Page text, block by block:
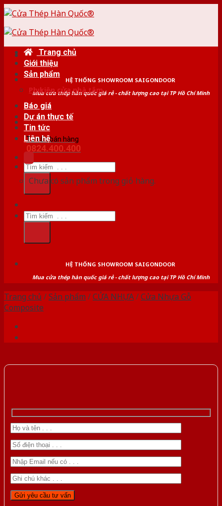
Skip
content
HỆ THỐNG SHOWROOM SAIGONDOOR
Mua cửa thép hàn quốc giá rẻ - chất lượng cao tại TP Hồ Chí Minh
Tư vấn bán hàng
0824.400.400
Tìm
kiếm:
Trang chủ
Giới thiệu
Sản phẩm
Phụ kiện cửa nhà tắm
Báo giá
Dự án thực tế
Tin tức
Liên hệ
Chưa có sản phẩm trong giỏ hàng.
Tìm
kiếm:
HỆ THỐNG SHOWROOM SAIGONDOOR
Mua cửa thép hàn quốc giá rẻ - chất lượng cao tại TP Hồ Chí Minh
Trang chủ /Sản phẩm /CỬA NHỰA/Cửa Nhựa Gỗ
Composite